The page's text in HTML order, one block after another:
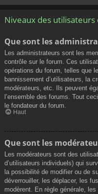
Niveaux des utilisateurs
Que sont les
Les administrateurs sont les
contrôle sur le forum. Ces
opérations du forum, telles que
bannissement d’utilisateurs, la
modérateurs, etc. Ils peuvent
l’ensemble des forums. Tout
le fondateur du forum.
Haut
Que sont les
Les modérateurs sont des
d’utilisateurs individuels) qui
la possibilité de modifier ou de
déverrouiller, les déplacer, les
modèrent. En règle générale,